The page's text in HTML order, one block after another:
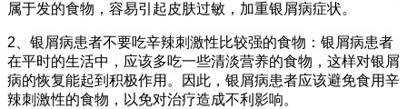
属于发的食物，容易引起皮肤过敏，加重银屑病症状。
2、银屑病患者不要吃辛辣刺激性比较强的食物：银屑病患者
在平时的生活中，应该多吃一些清淡营养的食物，这样对银屑
病的恢复能起到积极作用。因此，银屑病患者应该避免食用辛
辣刺激性的食物，以免对治疗造成不利影响。